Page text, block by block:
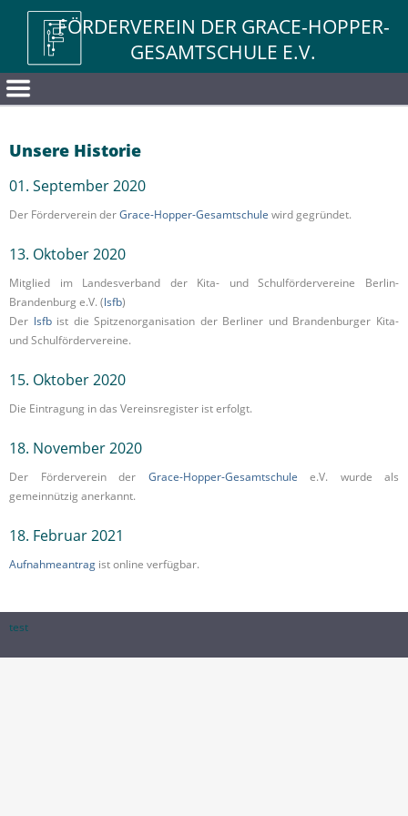
FÖRDERVEREIN DER GRACE-HOPPER-
GESAMTSCHULE E.V.
Unsere Historie
01. September 2020
Der Förderverein derGrace-Hopper-Gesamtschule wird gegründet.
13. Oktober 2020
Mitglied im Landesverband der Kita- und Schulfördervereine Berlin-
Brandenburg e.V. (lsfb)
Der lsfbist die Spitzenorganisation der Berliner und Brandenburger Kita-
und Schulfördervereine.
15. Oktober 2020
Die Eintragung in das Vereinsregister ist erfolgt.
18. November 2020
Der Förderverein der Grace-Hopper-Gesamtschule e.V. wurde als
gemeinnützig anerkannt.
18. Februar 2021
Aufnahmeantrag ist online verfügbar.
test